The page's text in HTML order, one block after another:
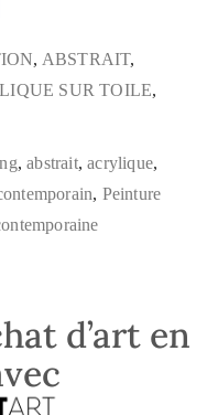
, ABSTRAIT,
SUR TOILE,
,abstrait,acrylique,
, Peinture
d’art en